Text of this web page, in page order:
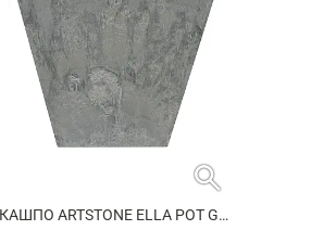
search
КАШПО ARTSTONE ELLA POT GREY